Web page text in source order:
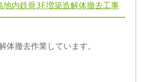
地内鉄骨3F増築造解体撤去工事
体撤去作業しています。